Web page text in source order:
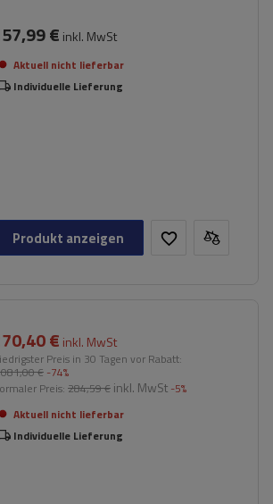
€ inkl. MwSt
Aktuell nicht lieferbar
Individuelle Lieferung
Produkt anzeigen
€ inkl. MwSt
Preis in 30 Tagen vor Rabatt:
€ -74%
Preis: 284,59 € inkl. MwSt -5%
Aktuell nicht lieferbar
Individuelle Lieferung